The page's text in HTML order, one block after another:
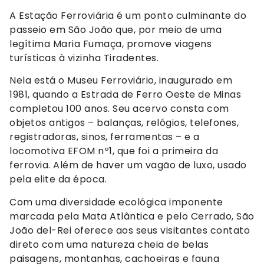
A Estação Ferroviária é um ponto culminante do
passeio em São João que, por meio de uma
legítima Maria Fumaça, promove viagens
turísticas à vizinha Tiradentes.
Nela está o Museu Ferroviário, inaugurado em
1981, quando a Estrada de Ferro Oeste de Minas
completou 100 anos. Seu acervo consta com
objetos antigos – balanças, relógios, telefones,
registradoras, sinos, ferramentas – e a
locomotiva EFOM nº1, que foi a primeira da
ferrovia. Além de haver um vagão de luxo, usado
pela elite da época.
Com uma diversidade ecológica imponente
marcada pela Mata Atlântica e pelo Cerrado, São
João del-Rei oferece aos seus visitantes contato
direto com uma natureza cheia de belas
paisagens, montanhas, cachoeiras e fauna